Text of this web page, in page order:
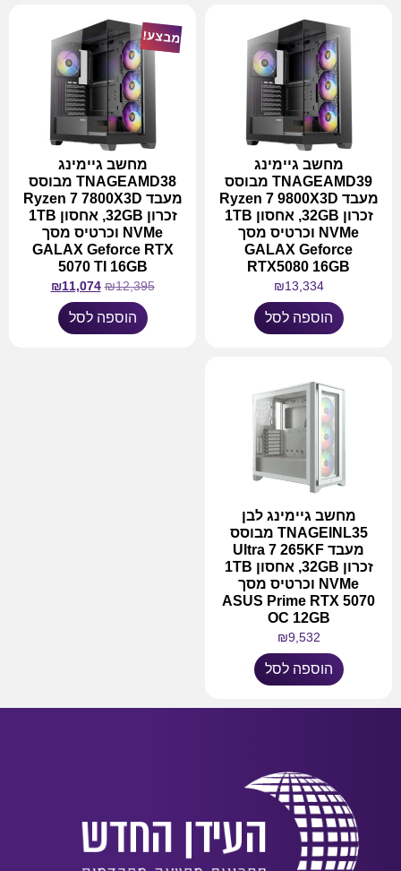
מחשב גיימינג
TNAGEAMD39 מבוסס
מעבד Ryzen 7 9800X3D
זכרון 32GB, אחסון 1TB
NVMe וכרטיס מסך
GALAX Geforce
RTX5080 16GB
₪13,334
הוספה לסל
מבצע!
מחשב גיימינג
TNAGEAMD38 מבוסס
מעבד Ryzen 7 7800X3D
זכרון 32GB, אחסון 1TB
NVMe וכרטיס מסך
GALAX Geforce RTX
5070 TI 16GB
₪12,395
₪11,074
הוספה לסל
מחשב גיימינג לבן
TNAGEINL35 מבוסס
מעבד Ultra 7 265KF
זכרון 32GB, אחסון 1TB
NVMe וכרטיס מסך
ASUS Prime RTX 5070
OC 12GB
₪9,532
הוספה לסל